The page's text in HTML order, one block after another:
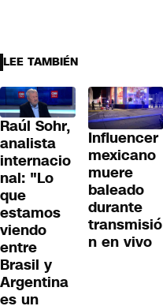
LEE TAMBIÉN
Raúl Sohr,
analista
internacio
nal: "Lo
que
estamos
viendo
entre
Brasil y
Argentina
es un
Influencer
mexicano
muere
baleado
durante
transmisió
n en vivo